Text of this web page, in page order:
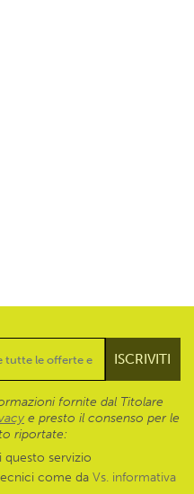
fornite dal Titolare
e presto il consenso per le
riportate:
questo servizio
come da Vs. informativa